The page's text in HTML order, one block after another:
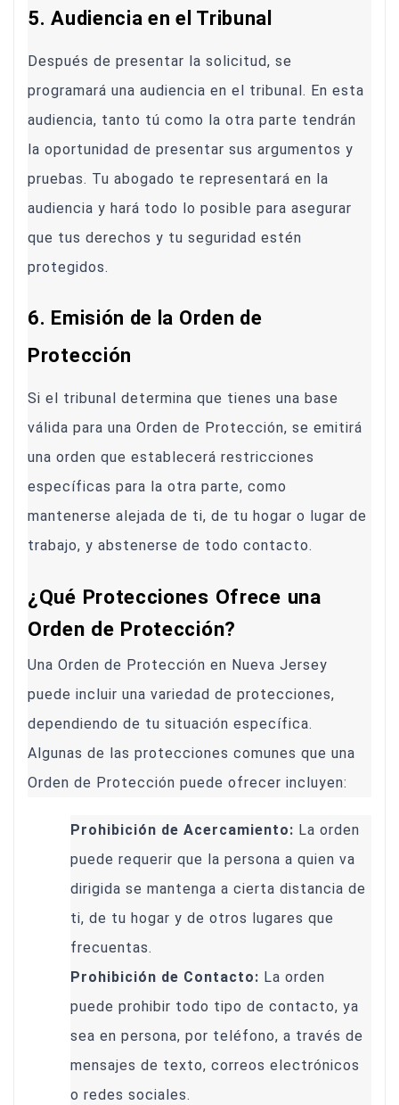
5. Audiencia en el Tribunal
Después de presentar la solicitud, se
programará una audiencia en el tribunal. En esta
audiencia, tanto tú como la otra parte tendrán
la oportunidad de presentar sus argumentos y
pruebas. Tu abogado te representará en la
audiencia y hará todo lo posible para asegurar
que tus derechos y tu seguridad estén
protegidos.
6. Emisión de la Orden de
Protección
Si el tribunal determina que tienes una base
válida para una Orden de Protección, se emitirá
una orden que establecerá restricciones
específicas para la otra parte, como
mantenerse alejada de ti, de tu hogar o lugar de
trabajo, y abstenerse de todo contacto.
¿Qué Protecciones Ofrece una
Orden de Protección?
Una Orden de Protección en Nueva Jersey
puede incluir una variedad de protecciones,
dependiendo de tu situación específica.
Algunas de las protecciones comunes que una
Orden de Protección puede ofrecer incluyen:
Prohibición de Acercamiento: La orden
puede requerir que la persona a quien va
dirigida se mantenga a cierta distancia de
ti, de tu hogar y de otros lugares que
frecuentas.
Prohibición de Contacto: La orden
puede prohibir todo tipo de contacto, ya
sea en persona, por teléfono, a través de
mensajes de texto, correos electrónicos
o redes sociales.